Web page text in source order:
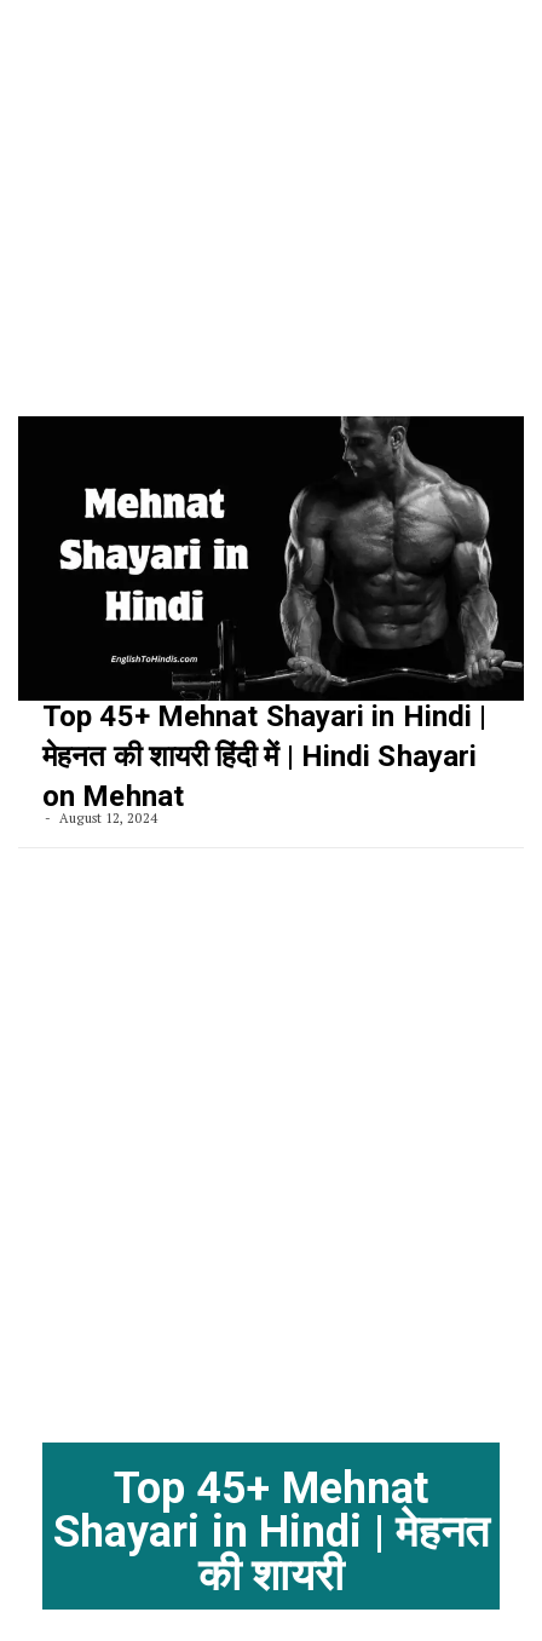
Top 45+ Mehnat Shayari in Hindi |
मेहनत की शायरी हिंदी में | Hindi Shayari
on Mehnat
August 12, 2024
Top 45+ Mehnat
Shayari in Hindi | मेहनत
की शायरी